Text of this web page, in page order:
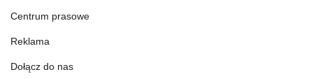
Centrum prasowe
Reklama
Dołącz do nas